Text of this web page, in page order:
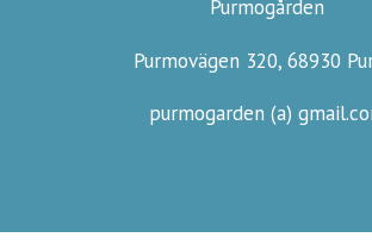
Purmogården
Purmovägen 320, 68930
purmogarden (a)